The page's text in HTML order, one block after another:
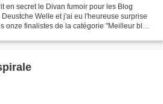
en secret le Divan fumoir pour les Blog
Welle et j'ai eu l'heureuse surprise
onze finalistes de la catégorie "Meilleur blog